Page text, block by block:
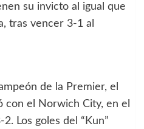
su invicto al igual que
tras vencer 3-1 al
de la Premier, el
con el Norwich City, en el
Los goles del “Kun”